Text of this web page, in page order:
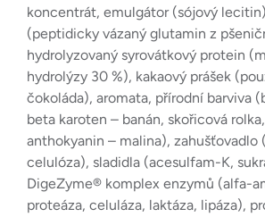
koncentrát, emulgátor (sójový
(peptidicky vázaný glutamin z
hydrolyzovaný syrovátkový protein
hydrolýzy 30 %), kakaový prášek
čokoláda), aromata, přírodní barviva
beta karoten – banán, skořicová
anthokyanin – malina), zahušťovadlo
celulóza), sladidla (acesulfam-K,
DigeZyme® komplex enzymů (alfa-
proteáza, celuláza, laktáza, lipáza),